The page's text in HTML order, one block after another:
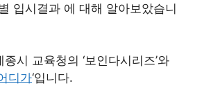
입시결과 에 대해 알아보았습니
시 교육청의 ‘보인다시리즈’와
디가‘입니다.